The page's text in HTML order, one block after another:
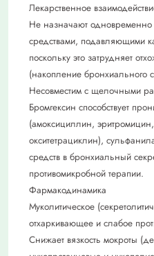
Лекарственное
Не назначают одновременно
средствами, подавляющими
поскольку это затрудняет
(накопление бронхиального
Несовместим с щелочными
Бромгексин способствует
(амоксициллин,
окситетрациклин),
средств в бронхиальный
противомикробной терапии.
Фармакодинамика
Муколитическое
отхаркивающее и слабое
Снижает вязкость мокроты